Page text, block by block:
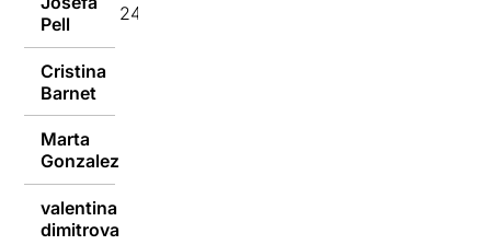
Pell
24/01/2017
Cristina
Barnet
Marta
Gonzalez
valentina
dimitrova